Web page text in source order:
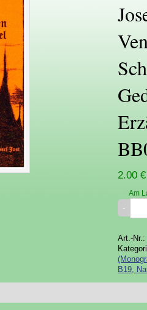
2.00 €
Am
Art.-Nr.:
B19,